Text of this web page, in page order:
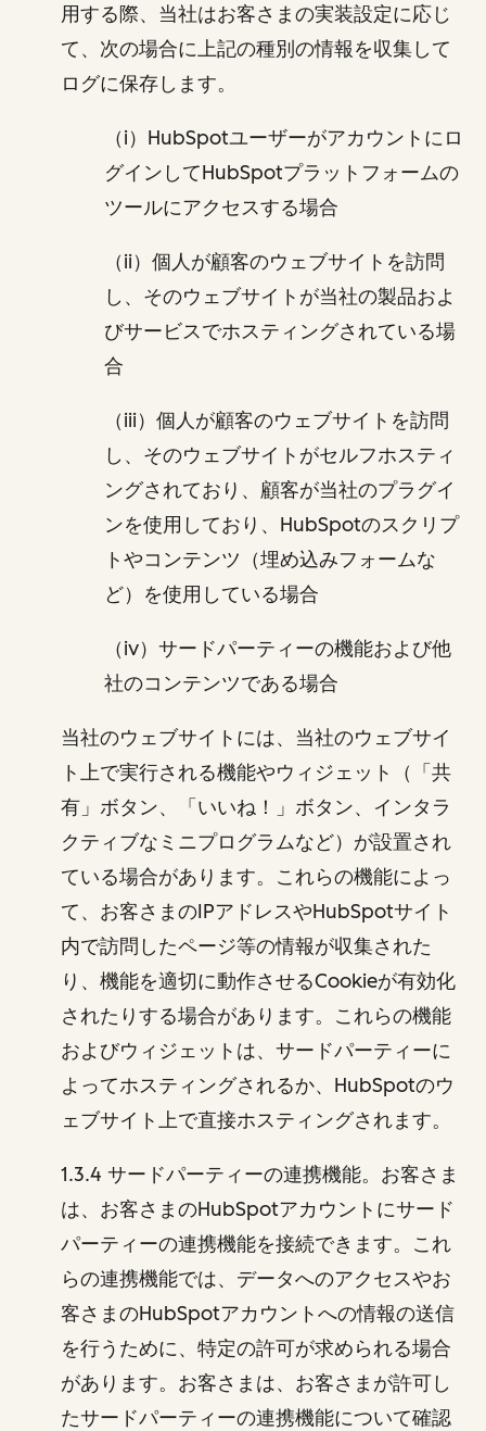
用する際、当社はお客さまの実装設定に応じ
て、次の場合に上記の種別の情報を収集して
ログに保存します。
（i）HubSpotユーザーがアカウントにロ
グインしてHubSpotプラットフォームの
ツールにアクセスする場合
（ii）個人が顧客のウェブサイトを訪問
し、そのウェブサイトが当社の製品およ
びサービスでホスティングされている場
合
（iii）個人が顧客のウェブサイトを訪問
し、そのウェブサイトがセルフホスティ
ングされており、顧客が当社のプラグイ
ンを使用しており、HubSpotのスクリプ
トやコンテンツ（埋め込みフォームな
ど）を使用している場合
（iv）サードパーティーの機能および他
社のコンテンツである場合
当社のウェブサイトには、当社のウェブサイ
ト上で実行される機能やウィジェット（「共
有」ボタン、「いいね！」ボタン、インタラ
クティブなミニプログラムなど）が設置され
ている場合があります。これらの機能によっ
て、お客さまのIPアドレスやHubSpotサイト
内で訪問したページ等の情報が収集された
り、機能を適切に動作させるCookieが有効化
されたりする場合があります。これらの機能
およびウィジェットは、サードパーティーに
よってホスティングされるか、HubSpotのウ
ェブサイト上で直接ホスティングされます。
1.3.4 サードパーティーの連携機能。お客さま
は、お客さまのHubSpotアカウントにサード
パーティーの連携機能を接続できます。これ
らの連携機能では、データへのアクセスやお
客さまのHubSpotアカウントへの情報の送信
を行うために、特定の許可が求められる場合
があります。お客さまは、お客さまが許可し
たサードパーティーの連携機能について確認